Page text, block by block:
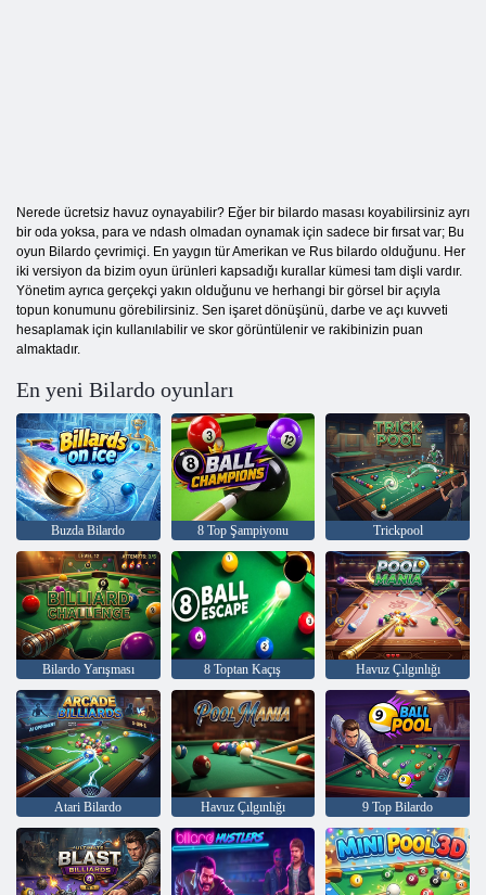
Nerede ücretsiz havuz oynayabilir? Eğer bir bilardo masası koyabilirsiniz ayrı
bir oda yoksa, para ve ndash olmadan oynamak için sadece bir fırsat var; Bu
oyun Bilardo çevrimiçi. En yaygın tür Amerikan ve Rus bilardo olduğunu. Her
iki versiyon da bizim oyun ürünleri kapsadığı kurallar kümesi tam dişli vardır.
Yönetim ayrıca gerçekçi yakın olduğunu ve herhangi bir görsel bir açıyla
topun konumunu görebilirsiniz. Sen işaret dönüşünü, darbe ve açı kuvveti
hesaplamak için kullanılabilir ve skor görüntülenir ve rakibinizin puan
almaktadır.
En yeni Bilardo oyunları
Buzda Bilardo 8 Top Şampiyonu Trickpool
Bilardo Yarışması 8 Toptan Kaçış Havuz Çılgınlığı
Atari Bilardo Havuz Çılgınlığı 9 Top Bilardo